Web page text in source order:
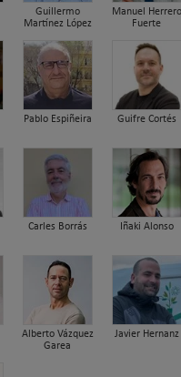
Guillermo
Martínez López
Manuel Herrero
Fuerte
Pablo Espiñeira Guifre Cortés
Carles Borrás Iñaki Alonso
Alberto Vázquez
Garea
Javier Hernanz